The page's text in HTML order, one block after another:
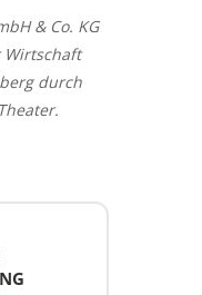
& Co. KG
durch